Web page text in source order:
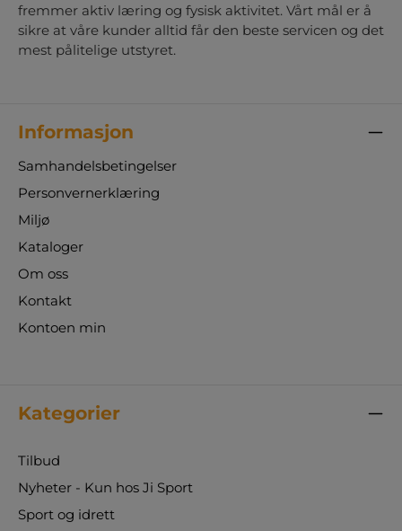
fremmer aktiv læring og fysisk aktivitet. Vårt mål er å
sikre at våre kunder alltid får den beste servicen og det
mest pålitelige utstyret.
Informasjon
Samhandelsbetingelser
Personvernerklæring
Miljø
Kataloger
Om oss
Kontakt
Kontoen min
Kategorier
Tilbud
Nyheter - Kun hos Ji Sport
Sport og idrett